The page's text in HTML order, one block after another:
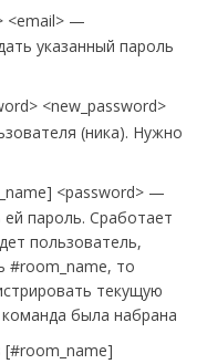
<email> —
указанный пароль
<new_password>
(ника). Нужно
<password> —
ей пароль. Сработает
пользователь,
#room_name, то
текущую
была набрана
[#room_name]